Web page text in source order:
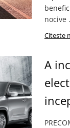
nocive
Citeste
A